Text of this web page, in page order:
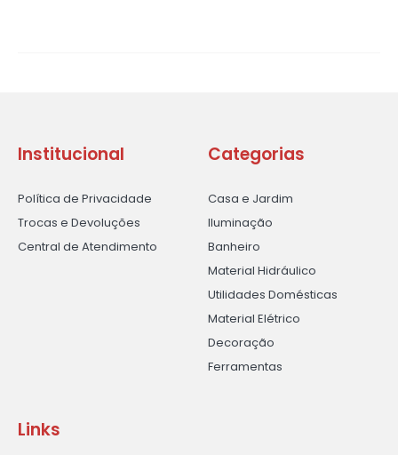
Institucional
Política de Privacidade
Trocas e Devoluções
Central de Atendimento
Categorias
Casa e Jardim
Iluminação
Banheiro
Material Hidráulico
Utilidades Domésticas
Material Elétrico
Decoração
Ferramentas
Links